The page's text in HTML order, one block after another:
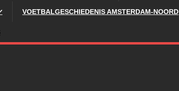
VOETBALGESCHIEDENIS AMSTERDAM-NOORD